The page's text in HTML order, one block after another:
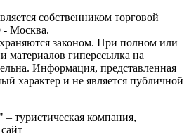
собственником торговой
Москва.
законом. При полном или
материалов гиперссылка на
Информация, представленная
характер и не является публичной
туристическая компания,